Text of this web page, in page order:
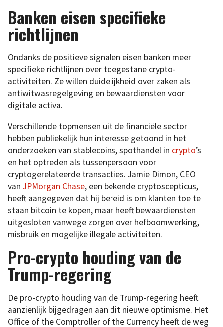
Banken eisen specifieke
richtlijnen
Ondanks de positieve signalen eisen banken meer
specifieke richtlijnen over toegestane crypto-
activiteiten. Ze willen duidelijkheid over zaken als
antiwitwasregelgeving en bewaardiensten voor
digitale activa.
Verschillende topmensen uit de financiële sector
hebben publiekelijk hun interesse getoond in het
onderzoeken van stablecoins, spothandel in crypto’s
en het optreden als tussenpersoon voor
cryptogerelateerde transacties. Jamie Dimon, CEO
van JPMorgan Chase, een bekende cryptoscepticus,
heeft aangegeven dat hij bereid is om klanten toe te
staan bitcoin te kopen, maar heeft bewaardiensten
uitgesloten vanwege zorgen over hefboomwerking,
misbruik en mogelijke illegale activiteiten.
Pro-crypto houding van de
Trump-regering
De pro-crypto houding van de Trump-regering heeft
aanzienlijk bijgedragen aan dit nieuwe optimisme. Het
Office of the Comptroller of the Currency heeft de weg